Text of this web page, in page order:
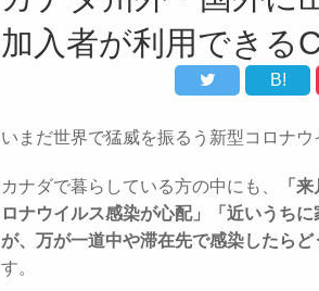
加入者が利用できる
B!
いまだ世界で猛威を振るう新型コロナウ
カナダで暮らしている方の中にも、
「
ロナウイルス感染が心配」「近いうち
が、万が一道中や滞在先で感染したらど
す。